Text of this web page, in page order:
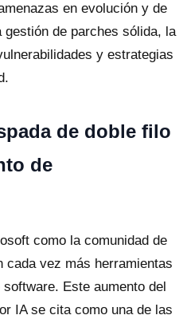
en evolución y de
de parches sólida, la
y estrategias
de doble filo
de
como la comunidad de
cada vez más herramientas
Este aumento del
IA se cita como una de las